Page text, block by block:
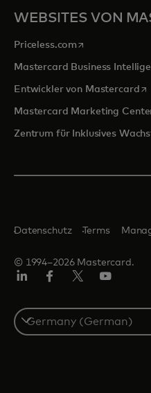
WEBSITES VON
Priceless.com wird in einer
Mastercard Business
Entwickler von Mastercard
Mastercard Marketing
Zentrum für Inklusives
© 1994–2026 Mastercard.
Datenschutz Terms
Select
a
country